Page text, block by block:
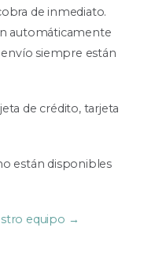
de inmediato.
automáticamente
siempre están
de crédito, tarjeta
están disponibles
equipo →